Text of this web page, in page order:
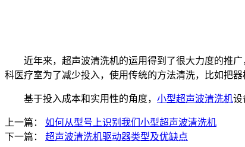
近年来，超声波清洗机的运用得到了很大力度的推广
科医疗室为了减少投入，使用传统的方法清洗，比如把
基于投入成本和实用性的角度， 小型超声波清洗机设
上一篇： 如何从型号上识别我们小型超声波清洗机
下一篇： 超声波清洗机驱动器类型及优缺点